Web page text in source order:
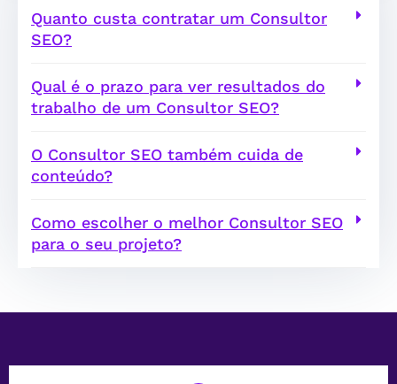
Quanto custa contratar um Consultor
SEO?
Qual é o prazo para ver resultados do
trabalho de um Consultor SEO?
O Consultor SEO também cuida de
conteúdo?
Como escolher o melhor Consultor SEO
para o seu projeto?